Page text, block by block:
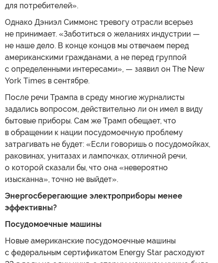
для потребителей».
Однако Дэниэл Симмонс тревогу отрасли всерьез
не принимает. «Заботиться о желаниях индустрии —
не наше дело. В конце концов мы отвечаем перед
американскими гражданами, а не перед группой
с определенными интересами», — заявил он The New
York Times в сентябре.
После речи Трампа в среду многие журналисты
задались вопросом, действительно ли он имел в виду
бытовые приборы. Сам же Трамп обещает, что
в обращении к нации посудомоечную проблему
затрагивать не будет: «Если говоришь о посудомойках,
раковинах, унитазах и лампочках, отличной речи,
о которой сказали бы, что она «невероятно
изысканна», точно не выйдет».
Энергосберегающие электроприборы менее
эффективны?
Посудомоечные машины
Новые американские посудомоечные машины
с федеральным сертификатом Energy Star расходуют